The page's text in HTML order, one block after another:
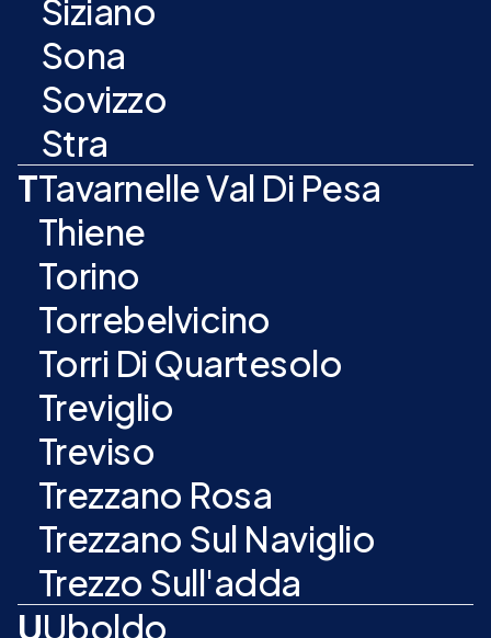
Siziano
Sona
Sovizzo
Stra
TTavarnelle Val Di Pesa
Thiene
Torino
Torrebelvicino
Torri Di Quartesolo
Treviglio
Treviso
Trezzano Rosa
Trezzano Sul Naviglio
Trezzo Sull'adda
UUboldo